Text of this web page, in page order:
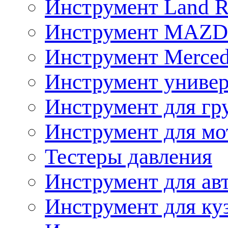
Инструмент Land
Инструмент
Инструмент
Инструмент
Инструмент для
Инструмент для
Тестеры давления
Инструмент для
Инструмент для